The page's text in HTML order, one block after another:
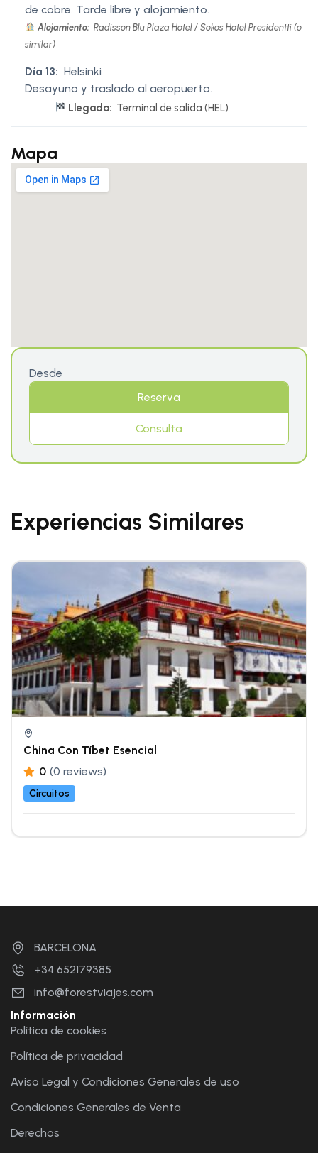
de cobre. Tarde libre y alojamiento.
Alojamiento: Radisson Blu Plaza Hotel / Sokos Hotel Presidentti (o
similar)
Día 13: Helsinki
Desayuno y traslado al aeropuerto.
Llegada: Terminal de salida (HEL)
Mapa
Desde
Reserva
Consulta
Experiencias Similares
China Con Tíbet Esencial
0 (0 reviews)
Circuitos
BARCELONA
+34 652179385
info@forestviajes.com
Información
Política de cookies
Política de privacidad
Aviso Legal y Condiciones Generales de uso
Condiciones Generales de Venta
Derechos